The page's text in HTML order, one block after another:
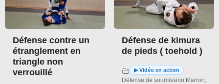
Défense contre un
étranglement en
triangle non
verrouillé
Défense de kimura
de pieds ( toehold )
,
Défense de soumission,Marron,